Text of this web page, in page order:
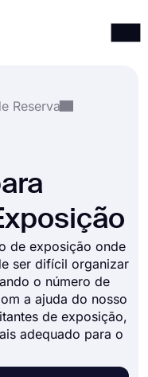
Reserva
de exposição onde
ser difícil organizar
o número de
a ajuda do nosso
de exposição,
adequado para o